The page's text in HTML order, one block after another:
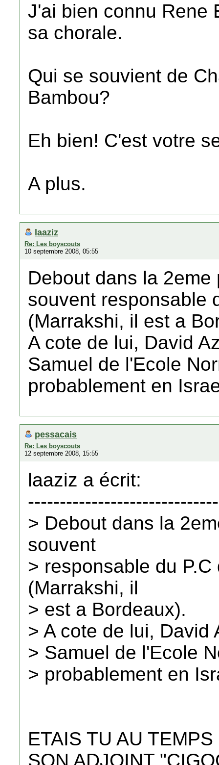
J'ai bien connu Rene
sa chorale.
Qui se souvient de
Bambou?
Eh bien! C'est votre
A plus.
laaziz
Re: Les boyscouts
10 septembre 2008, 05:55
Debout dans la
souvent responsable
(Marrakshi, il est a
A cote de lui, David
Samuel de l'Ecole
probablement en
pessacais
Re: Les boyscouts
12 septembre 2008, 15:55
laaziz a écrit:
> Debout dans la
souvent
> responsable du
(Marrakshi, il
> est a Bordeaux).
> A cote de lui, David
> Samuel de l'Ecole
> probablement en
ETAIS TU AU
SON ADJOINT